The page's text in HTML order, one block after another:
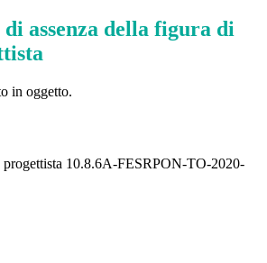
assenza della figura di
in oggetto.
progettista 10.8.6A-FESRPON-TO-2020-